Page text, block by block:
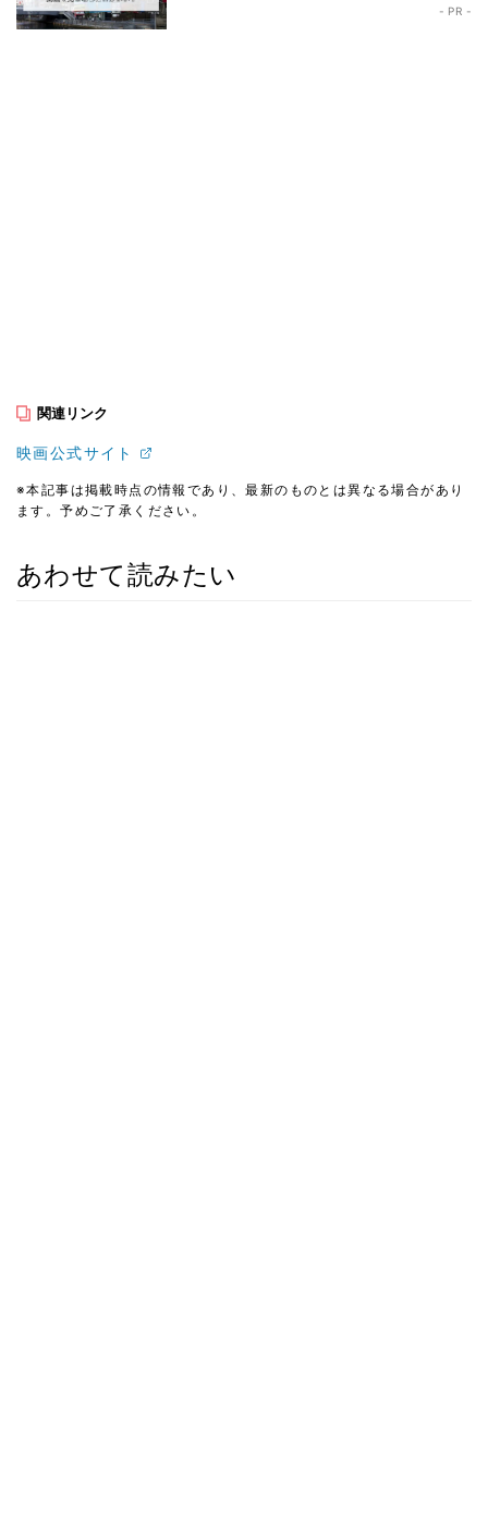
- PR -
関連リンク
映画公式サイト
※本記事は掲載時点の情報であり、最新のものとは異なる場合があり
ます。予めご了承ください。
あわせて読みたい